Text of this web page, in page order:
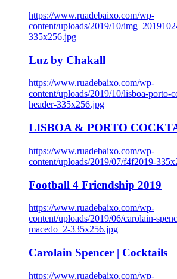
https://www.ruadebaixo.com/wp-
content/uploads/2019/10/
335x256.jpg
Luz by Chakall
https://www.ruadebaixo.com/wp-
content/uploads/2019/10/lisboa-porto-
header-335x256.jpg
LISBOA & PORTO
https://www.ruadebaixo.com/wp-
content/uploads/2019/07/f4f2019-
Football 4 Friendship 2019
https://www.ruadebaixo.com/wp-
content/uploads/2019/06/carolain-
macedo_2-335x256.jpg
Carolain Spencer | Cocktails
https://www.ruadebaixo.com/wp-